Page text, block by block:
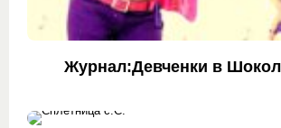
Журнал:Девченки в